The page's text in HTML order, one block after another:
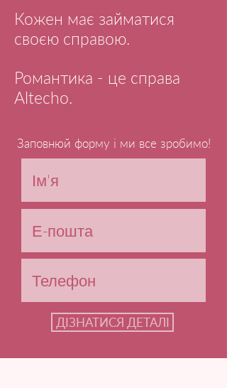
Кожен має займатися
своєю справою.
Романтика - це справа
Altecho.
Заповнюй форму і ми все зробимо!
ДІЗНАТИСЯ ДЕТАЛІ